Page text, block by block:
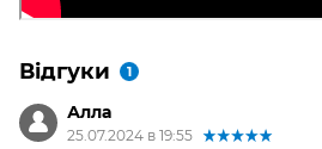
Відгуки 1
Алла
25.07.2024 в 19:55